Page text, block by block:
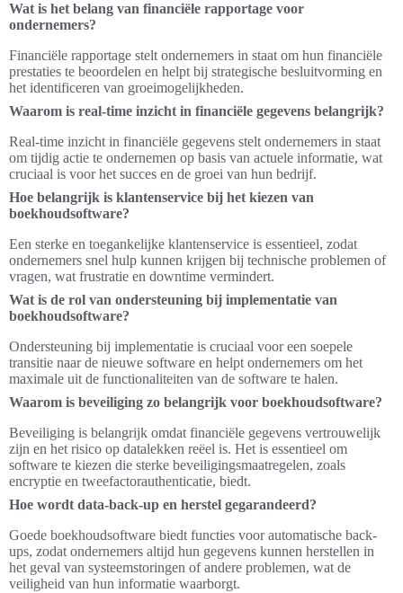
Wat is het belang van financiële rapportage voor
ondernemers?
Financiële rapportage stelt ondernemers in staat om hun financiële
prestaties te beoordelen en helpt bij strategische besluitvorming en
het identificeren van groeimogelijkheden.
Waarom is real-time inzicht in financiële gegevens belangrijk?
Real-time inzicht in financiële gegevens stelt ondernemers in staat
om tijdig actie te ondernemen op basis van actuele informatie, wat
cruciaal is voor het succes en de groei van hun bedrijf.
Hoe belangrijk is klantenservice bij het kiezen van
boekhoudsoftware?
Een sterke en toegankelijke klantenservice is essentieel, zodat
ondernemers snel hulp kunnen krijgen bij technische problemen of
vragen, wat frustratie en downtime vermindert.
Wat is de rol van ondersteuning bij implementatie van
boekhoudsoftware?
Ondersteuning bij implementatie is cruciaal voor een soepele
transitie naar de nieuwe software en helpt ondernemers om het
maximale uit de functionaliteiten van de software te halen.
Waarom is beveiliging zo belangrijk voor boekhoudsoftware?
Beveiliging is belangrijk omdat financiële gegevens vertrouwelijk
zijn en het risico op datalekken reëel is. Het is essentieel om
software te kiezen die sterke beveiligingsmaatregelen, zoals
encryptie en tweefactorauthenticatie, biedt.
Hoe wordt data-back-up en herstel gegarandeerd?
Goede boekhoudsoftware biedt functies voor automatische back-
ups, zodat ondernemers altijd hun gegevens kunnen herstellen in
het geval van systeemstoringen of andere problemen, wat de
veiligheid van hun informatie waarborgt.